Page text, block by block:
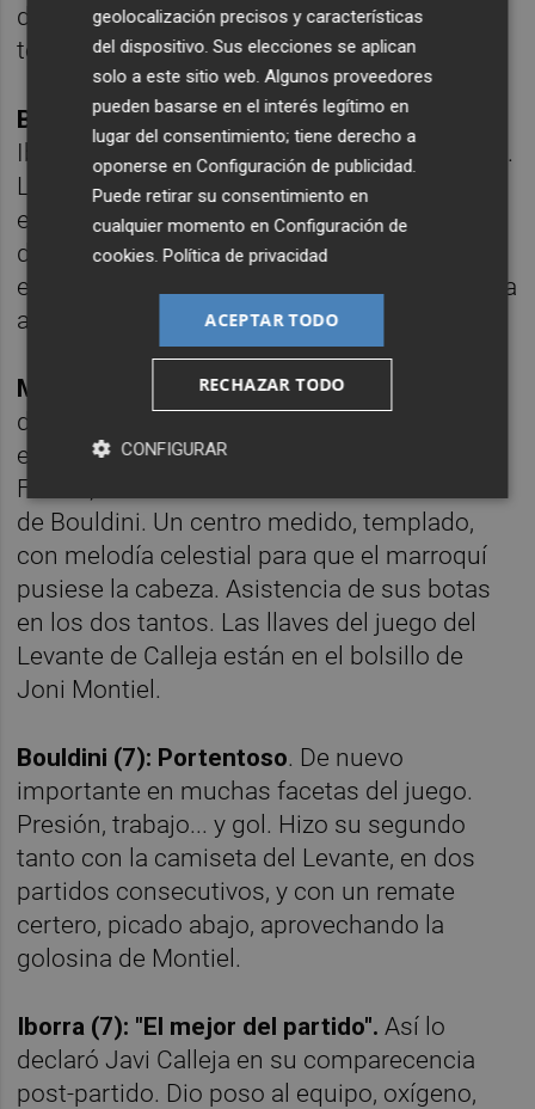
daño al Ibiza. Primer gol con el Levante esta
temporada.
Brugui (-): El sacrificado.Fue sustituido por
Iborra cuando Pablo Martínez fue expulsado.
La idea de Calleja fue colocar tres hombres
en el centro del campo con Bouldini por
delante y De Frutos en banda para rehacer al
equipo tras la roja. Antes, el de Bàscara había
aparecido poco.
Montiel (7,5): Otro con la varita.
del crecimiento del Levante con diez la tuvo
el '20'. No solo en su conexión con De
Frutos, sino con acciones como la del tanto
de Bouldini. Un centro medido, templado,
con melodía celestial para que el marroquí
pusiese la cabeza. Asistencia de sus botas
en los dos tantos. Las llaves del juego del
Levante de Calleja están en el bolsillo de
Joni Montiel.
Bouldini (7): Portentoso. De nuevo
importante en muchas facetas del juego.
Presión, trabajo... y gol. Hizo su segundo
tanto con la camiseta del Levante, en dos
partidos consecutivos, y con un remate
certero, picado abajo, aprovechando la
golosina de Montiel.
Iborra (7): "El mejor del partido". Así lo
declaró Javi Calleja en su comparecencia
post-partido. Dio poso al equipo, oxígeno,
geolocalización precisos y características
del dispositivo. Sus elecciones se aplican
solo a este sitio web. Algunos proveedores
pueden basarse en el interés legítimo en
lugar del consentimiento; tiene derecho a
oponerse enConfiguración de publicidad.
Puede retirar su consentimiento en
cualquier momento enConfiguración de
cookies.Política de privacidad
ACEPTAR TODO
RECHAZAR TODO
CONFIGURAR